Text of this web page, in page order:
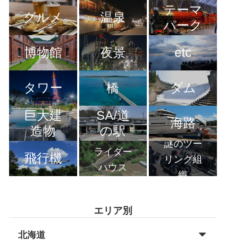
グルメ 温泉
テーマ
パーク
博物館
夜景 etc
タワー 橋
ダム
巨大建
造物
SA/道
の駅
海路
飛行機
ライダー
ハウス
謎のツー
リング組
織
エリア別
北海道